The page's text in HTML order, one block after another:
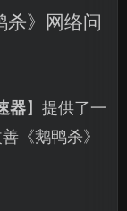
杀》网络问
器】提供了一
《鹅鸭杀》